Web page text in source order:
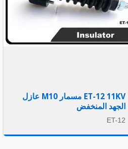
ET-12 11KV مسمار M10 عازل
الجهد المنخفض
ET-12